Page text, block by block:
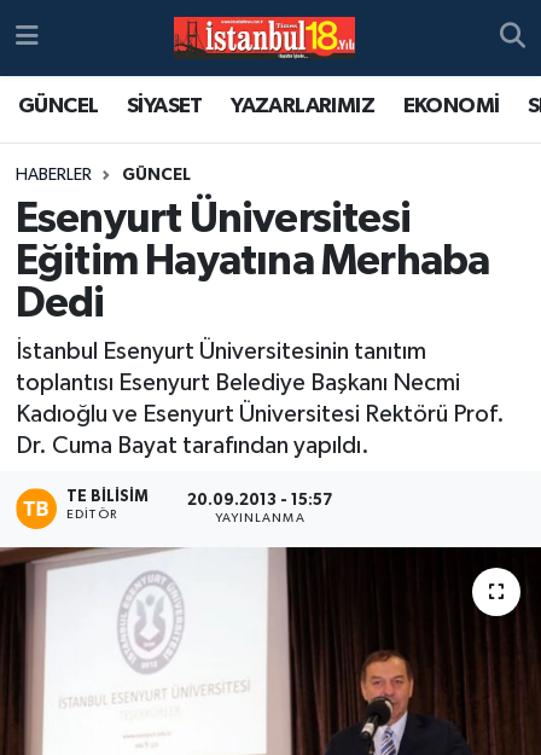
GÜNCEL SİYASET YAZARLARIMIZ EKONOMİ
HABERLER GÜNCEL
Esenyurt Üniversitesi
Eğitim Hayatına Merhaba
Dedi
İstanbul Esenyurt Üniversitesinin tanıtım
toplantısı Esenyurt Belediye Başkanı Necmi
Kadıoğlu ve Esenyurt Üniversitesi Rektörü Prof.
Dr. Cuma Bayat tarafından yapıldı.
TE BILISIM
EDITÖR
20.09.2013 - 15:57
YAYINLANMA